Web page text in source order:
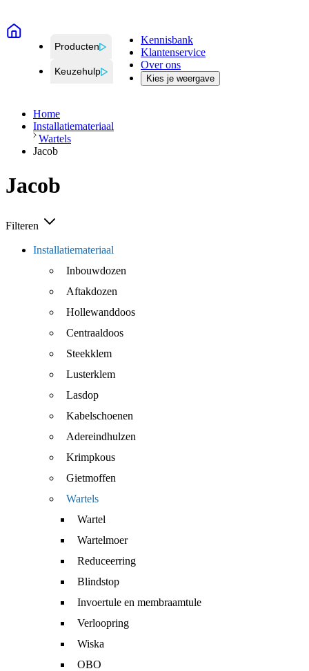
Producten
Keuzehulp
Kennisbank
Klantenservice
Over ons
Kies je weergave
Home
Installatiemateriaal
Wartels
Jacob
Jacob
Filteren
Installatiemateriaal
Inbouwdozen
Aftakdozen
Hollewanddoos
Centraaldoos
Steekklem
Lusterklem
Lasdop
Kabelschoenen
Adereindhulzen
Krimpkous
Gietmoffen
Wartels
Wartel
Wartelmoer
Reduceerring
Blindstop
Invoertule en membraamtule
Verloopring
Wiska
OBO